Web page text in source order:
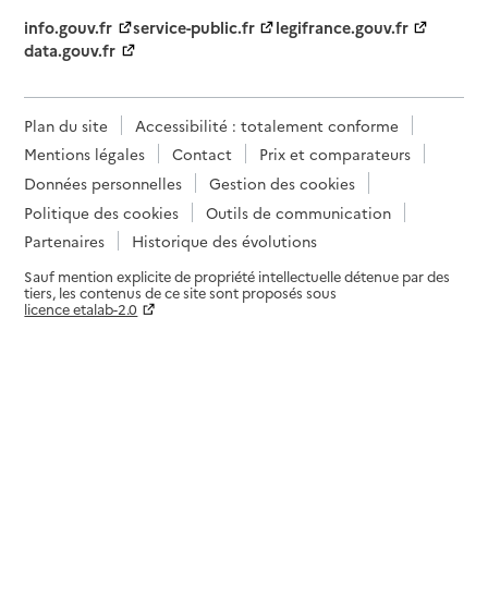
info.gouv.fr
service-public.fr
legifrance.gouv.fr
data.gouv.fr
Plan du site
Accessibilité : totalement conforme
Mentions légales
Contact
Prix et comparateurs
Données personnelles
Gestion des cookies
Politique des cookies
Outils de communication
Partenaires
Historique des évolutions
Sauf mention explicite de propriété intellectuelle détenue par des
tiers, les contenus de ce site sont proposés sous
licence etalab-2.0